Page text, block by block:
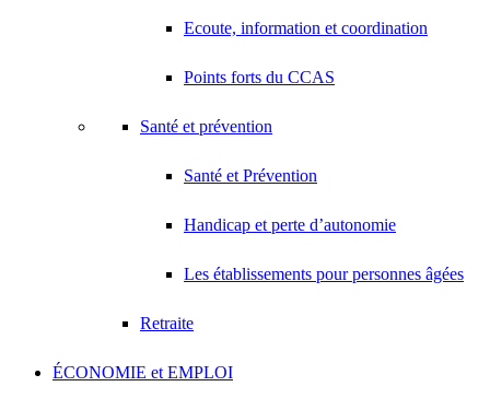
Ecoute, information et coordination
Points forts du CCAS
Santé et prévention
Santé et Prévention
Handicap et perte d’autonomie
Les établissements pour personnes âgées
Retraite
ÉCONOMIE et EMPLOI